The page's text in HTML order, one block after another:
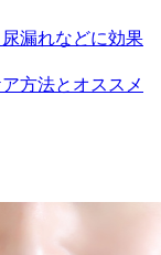
漏れなどに効果
方法とオススメ